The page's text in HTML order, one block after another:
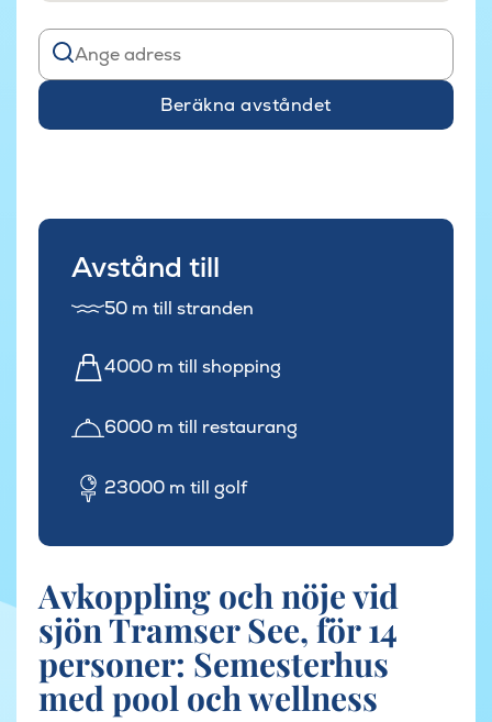
Beräkna avståndet
Avstånd till
50 m till stranden
4000 m till shopping
6000 m till restaurang
23000 m till golf
Avkoppling och nöje vid
sjön Tramser See, för 14
personer: Semesterhus
med pool och wellness